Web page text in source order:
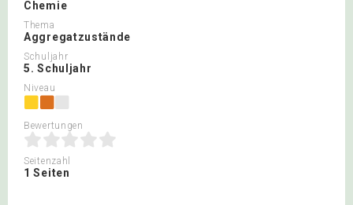
Chemie
Thema
Aggregatzustände
Schuljahr
5. Schuljahr
Niveau
Bewertungen
Seitenzahl
1 Seiten